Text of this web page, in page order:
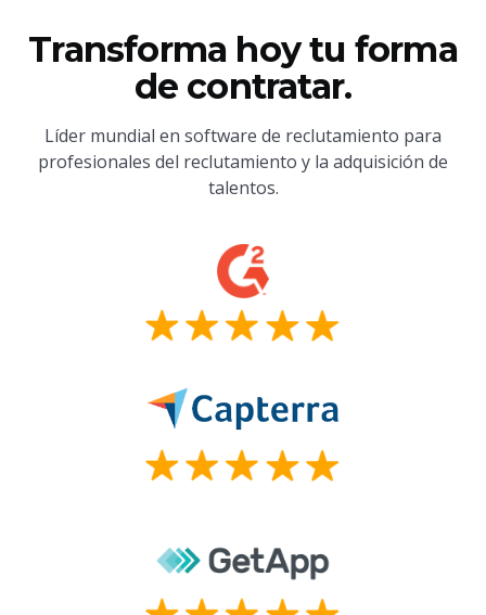
Transforma hoy tu forma
de contratar.
Líder mundial en software de reclutamiento para
profesionales del reclutamiento y la adquisición de
talentos.